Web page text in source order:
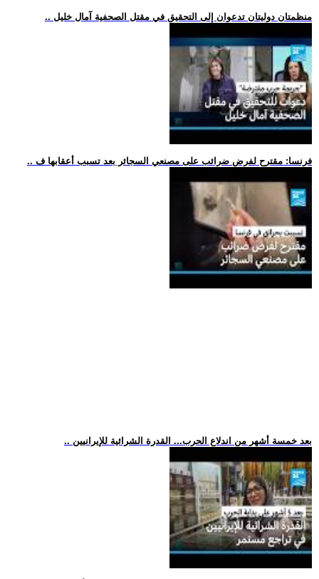
.. منظمتان دوليتان تدعوان إلى التحقيق في مقتل الصحفية آمال خليل
.. فرنسا: مقترح لفرض ضرائب على مصنعي السجائر بعد تسبب أعقابها ف
.. بعد خمسة أشهر من اندلاع الحرب... القدرة الشرائية للإيرانيين